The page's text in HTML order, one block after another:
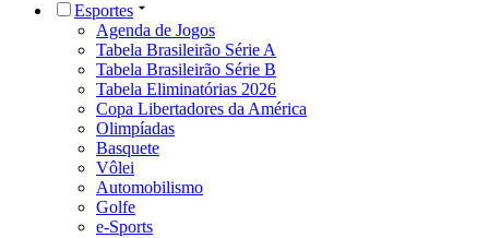
Esportes
Agenda de Jogos
Tabela Brasileirão Série A
Tabela Brasileirão Série B
Tabela Eliminatórias 2026
Copa Libertadores da América
Olimpíadas
Basquete
Vôlei
Automobilismo
Golfe
e-Sports